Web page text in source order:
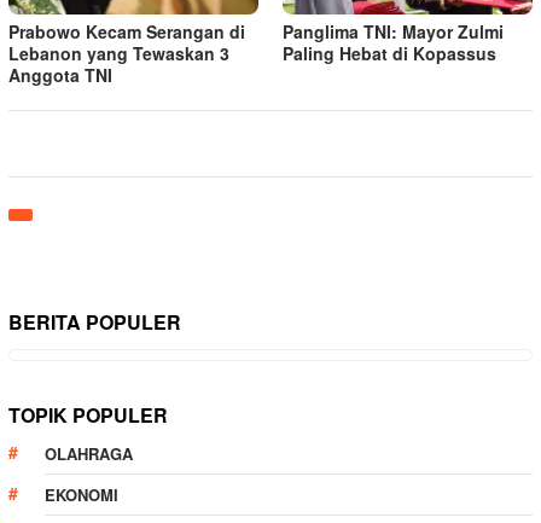
Prabowo Kecam Serangan di
Lebanon yang Tewaskan 3
Anggota TNI
Panglima TNI: Mayor Zulmi
Paling Hebat di Kopassus
BERITA POPULER
TOPIK POPULER
OLAHRAGA
EKONOMI